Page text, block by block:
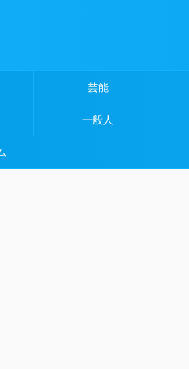
芸能
一般人